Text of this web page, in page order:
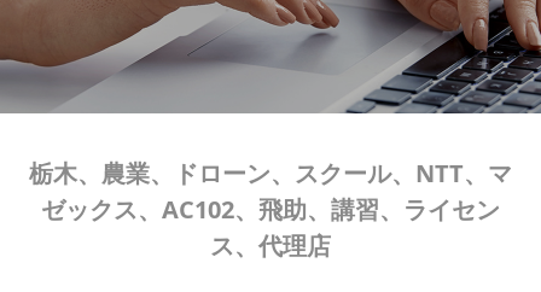
栃木、農業、ドローン、スクール、NTT、マ
ゼックス、AC102、飛助、講習、ライセン
ス、代理店